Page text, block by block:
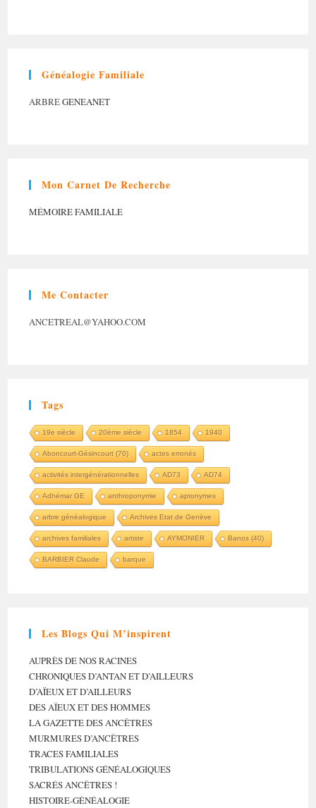
Généalogie Familiale
ARBREGENEANET
Mon Carnet De Recherche
MÉMOIRE FAMILIALE
Me Contacter
ANCETREAL@YAHOO.COM
Tags
19e siècle 20ème siècle 1854 1940
Aboncourt-Gésincourt (70) actes erronés
activités intergénérationnelles AD73 AD74
Adhémar GE anthroponymie aptonymes
arbre généalogique Archives Etat de Genève
archives familiales artiste AYMONIER Banos (40)
BARBIER Claude barque
Les Blogs Qui M’inspirent
AUPRÈS DE NOS RACINES
CHRONIQUES D’ANTAN ET D’AILLEURS
D’AÏEUX ET D’AILLEURS
DES AÏEUX ET DES HOMMES
LA GAZETTE DES ANCÊTRES
MURMURES D’ANCÊTRES
TRACES FAMILIALES
TRIBULATIONS GÉNÉALOGIQUES
SACRÉS ANCÊTRES !
HISTOIRE-GÉNÉALOGIE